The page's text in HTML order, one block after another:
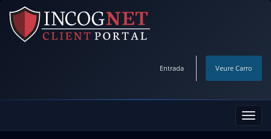
Entrada Veure Carro
la